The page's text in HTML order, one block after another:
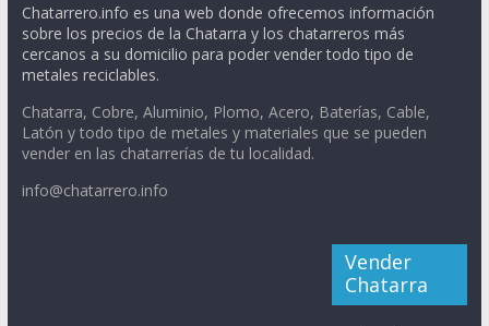
Chatarrero.info es una web donde ofrecemos información
sobre los precios de la Chatarra y los chatarreros más
cercanos a su domicilio para poder vender todo tipo de
metales reciclables.
Chatarra, Cobre, Aluminio, Plomo, Acero, Baterías, Cable,
Latón y todo tipo de metales y materiales que se pueden
vender en las chatarrerías de tu localidad.
info@chatarrero.info
Vender
Chatarra